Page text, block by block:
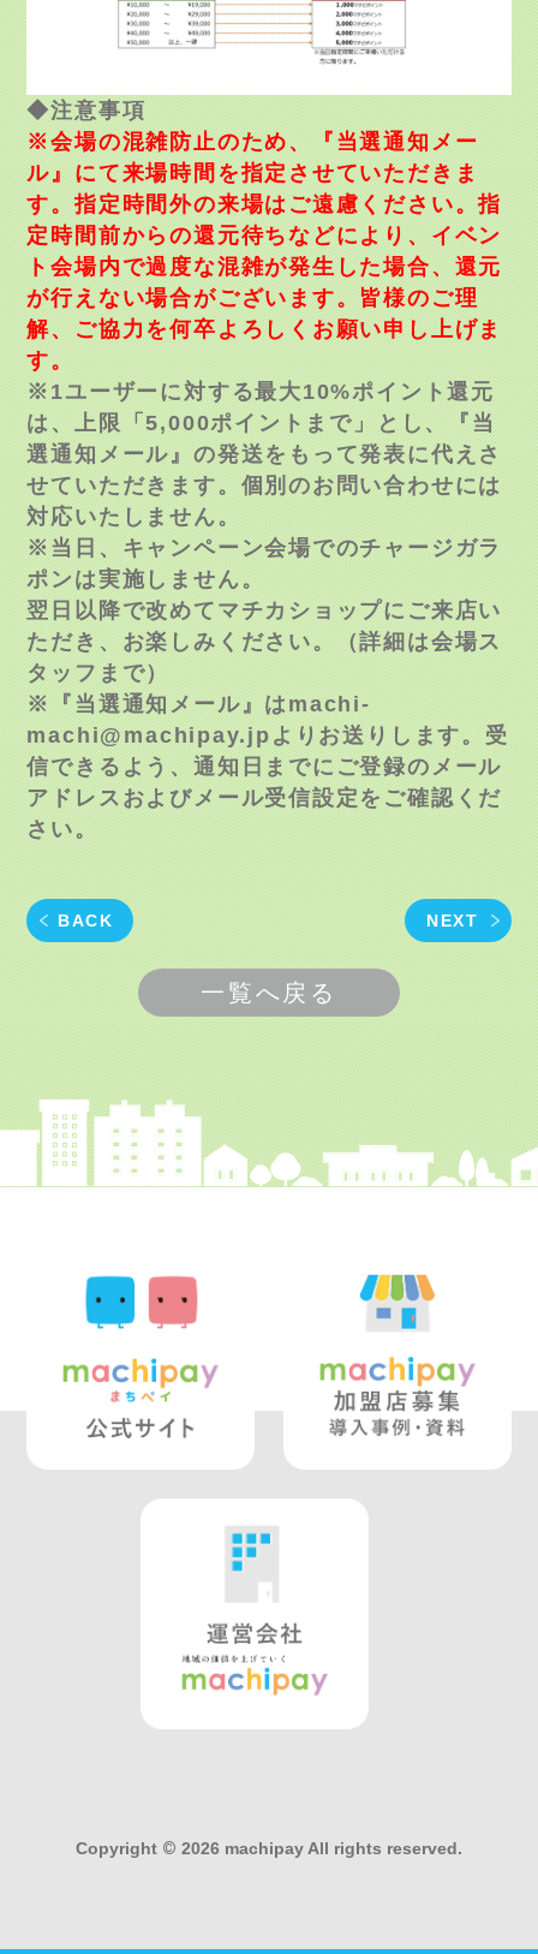
◆注意事項
※会場の混雑防止のため、『当選通知メー
ル』にて来場時間を指定させていただきま
す。指定時間外の来場はご遠慮ください。指
定時間前からの還元待ちなどにより、イベン
ト会場内で過度な混雑が発生した場合、還元
が行えない場合がございます。皆様のご理
解、ご協力を何卒よろしくお願い申し上げま
す。
※1ユーザーに対する最大10%ポイント還元
は、上限「5,000ポイントまで」とし、『当
選通知メール』の発送をもって発表に代えさ
せていただきます。個別のお問い合わせには
対応いたしません。
※当日、キャンペーン会場でのチャージガラ
ポンは実施しません。
翌日以降で改めてマチカショップにご来店い
ただき、お楽しみください。（詳細は会場ス
タッフまで）
※『当選通知メール』はmachi-
machi@machipay.jpよりお送りします。受
信できるよう、通知日までにご登録のメール
アドレスおよびメール受信設定をご確認くだ
さい。
BACK NEXT
一覧へ戻る
Copyright © 2026 machipay All rights reserved.